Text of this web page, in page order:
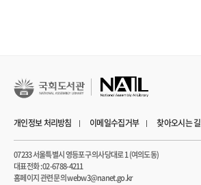
개인정보 처리방침 이메일수집거부 찾아오시는 길
07233 서울특별시 영등포구 의사당대로 1 (여의도동)
대표전화 : 02-6788-4211
홈페이지 관련 문의 webw3@nanet.go.kr